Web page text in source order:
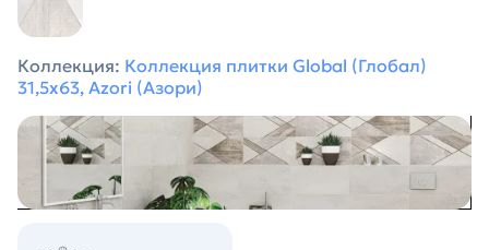
Коллекция: Коллекция плитки Global (Глобал)
31,5х63, Azori (Азори)